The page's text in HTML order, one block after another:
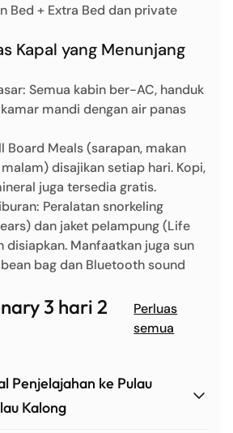
Bed + Extra Bed dan private
Kapal yang Menunjang
Semua kabin ber-AC, handuk
mandi dengan air panas
Board Meals (sarapan, makan
disajikan setiap hari. Kopi,
juga tersedia gratis.
Peralatan snorkeling
dan jaket pelampung (Life
disiapkan. Manfaatkan juga sun
bag dan Bluetooth sound
3 hari 2
Perluas
semua
Penjelajahan ke Pulau
Kalong